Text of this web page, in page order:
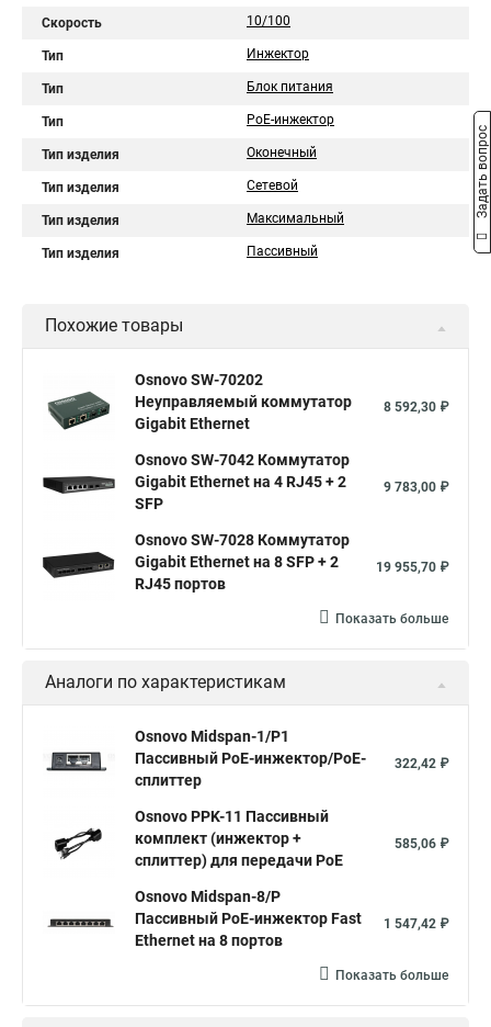
Скорость 10/100
Тип Инжектор
Тип Блок питания
Тип PoE-инжектор
Тип изделия Оконечный
Тип изделия Сетевой
Тип изделия Максимальный
Тип изделия Пассивный
Похожие товары
Osnovo SW-70202
Неуправляемый коммутатор
Gigabit Ethernet
8 592,30 ₽
Osnovo SW-7042 Коммутатор
Gigabit Ethernet на 4 RJ45 + 2
SFP
9 783,00 ₽
Osnovo SW-7028 Коммутатор
Gigabit Ethernet на 8 SFP + 2
RJ45 портов
19 955,70 ₽
Показать больше
Аналоги по характеристикам
Osnovo Midspan-1/P1
Пассивный PoE-инжектор/PoE-
сплиттер
322,42 ₽
Osnovo PPK-11 Пассивный
комплект (инжектор +
сплиттер) для передачи PoE
585,06 ₽
Osnovo Midspan-8/P
Пассивный PoE-инжектор Fast
Ethernet на 8 портов
1 547,42 ₽
Показать больше
Задать вопрос